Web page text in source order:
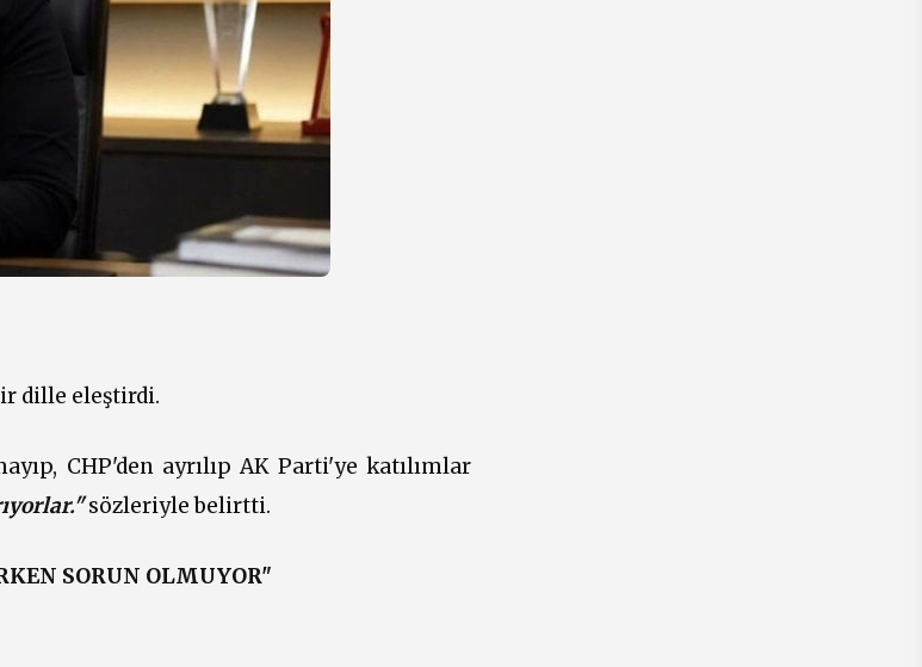
dille eleştirdi.
CHP'den ayrılıp AK Parti'ye katılımlar
sözleriyle belirtti.
SORUN OLMUYOR"